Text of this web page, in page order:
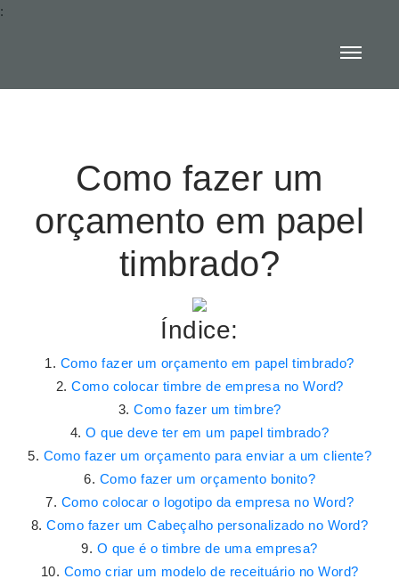
:
Como fazer um
orçamento em papel
timbrado?
Índice:
Como fazer um orçamento em papel timbrado?
Como colocar timbre de empresa no Word?
Como fazer um timbre?
O que deve ter em um papel timbrado?
Como fazer um orçamento para enviar a um cliente?
Como fazer um orçamento bonito?
Como colocar o logotipo da empresa no Word?
Como fazer um Cabeçalho personalizado no Word?
O que é o timbre de uma empresa?
Como criar um modelo de receituário no Word?